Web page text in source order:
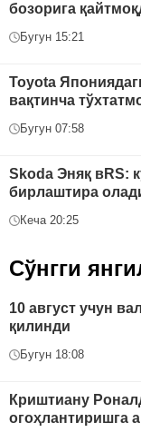
бозорига
Бугун 15:21
Toyota
вақтинча
Бугун 07:58
Skoda Эняқ вRS:
бирлаштира
Кеча 20:25
Сўнгги
10 август учун
қилинди
Бугун 18:08
Криштиану
огоҳлантиришга